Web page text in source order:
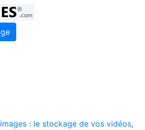
: le stockage de vos vidéos,